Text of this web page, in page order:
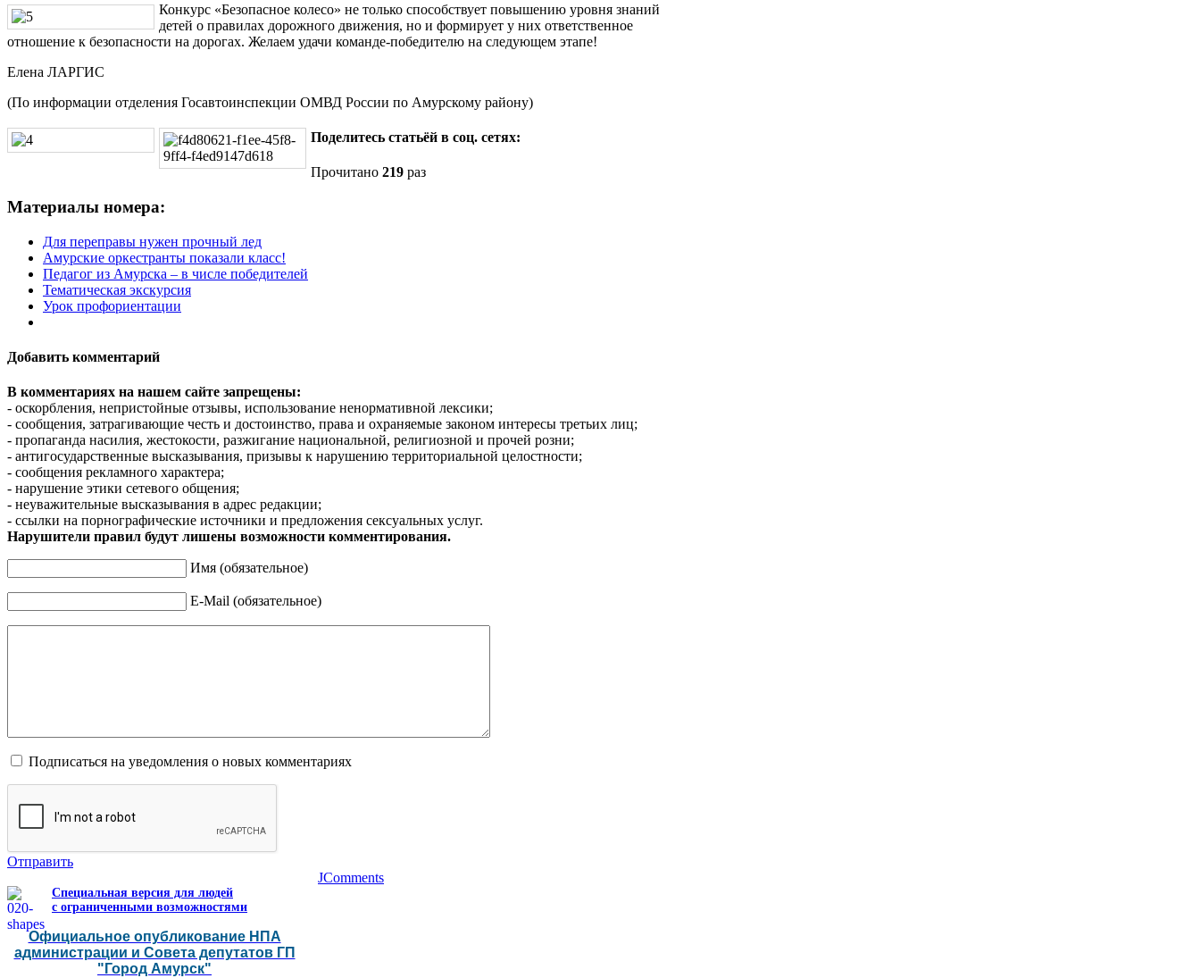
Конкурс «Безопасное колесо» не только способствует повышению уровня знаний
детей о правилах дорожного движения, но и формирует у них ответственное
отношение к безопасности на дорогах. Желаем удачи команде-победителю на следующем этапе!
Елена ЛАРГИС
(По информации отделения Госавтоинспекции ОМВД России по Амурскому району)
Поделитесь статьёй в соц. сетях:
Прочитано 219 раз
Материалы номера:
Для переправы нужен прочный лед
Амурские оркестранты показали класс!
Педагог из Амурска – в числе победителей
Тематическая экскурсия
Урок профориентации
Добавить комментарий
В комментариях на нашем сайте запрещены:
- оскорбления, непристойные отзывы, использование ненормативной лексики;
- сообщения, затрагивающие честь и достоинство, права и охраняемые законом интересы третьих лиц;
- пропаганда насилия, жестокости, разжигание национальной, религиозной и прочей розни;
- антигосударственные высказывания, призывы к нарушению территориальной целостности;
- сообщения рекламного характера;
- нарушение этики сетевого общения;
- неуважительные высказывания в адрес редакции;
- ссылки на порнографические источники и предложения сексуальных услуг.
Нарушители правил будут лишены возможности комментирования.
Имя (обязательное)
E-Mail (обязательное)
Подписаться на уведомления о новых комментариях
Отправить
JComments
Специальная версия для людей
с ограниченными возможностями
Официальное опубликование НПА
администрации и Совета депутатов ГП
"Город Амурск"